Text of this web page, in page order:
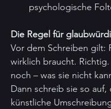
psychologische
Die Regel für
Vor dem Schreiben gilt:
wirklich braucht.
noch – was sie nicht
Dann schreib sie so
künstliche